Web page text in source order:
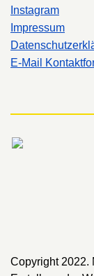
Instagram
Impressum
E-Mail
Copyright 2022.